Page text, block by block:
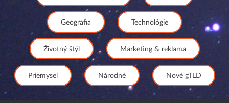
Geografia Technológie
Životný štýl Marketing & reklama
Priemysel Národné Nové gTLD